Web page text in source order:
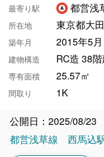
最寄り駅 都営浅
所在地 東京都大
築年月 2015年5月
建物構造 RC造 38
専有面積 25.57㎡
間取り 1K
公開日：2025/08/23
都営浅草線
西馬込